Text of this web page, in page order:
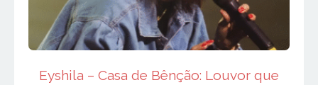
Eyshila – Casa de Bênção: Louvor que